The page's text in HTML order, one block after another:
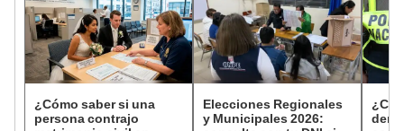
¿Cómo saber si una
persona contrajo
Elecciones Regionales
y Municipales 2026: